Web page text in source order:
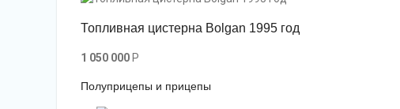
Топливная цистерна Bolgan 1995 год
1 050 000 P
Полуприцепы и прицепы